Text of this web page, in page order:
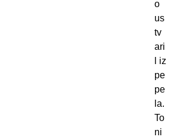
o
us
tv
ari
l iz
pe
pe
la.
To
ni